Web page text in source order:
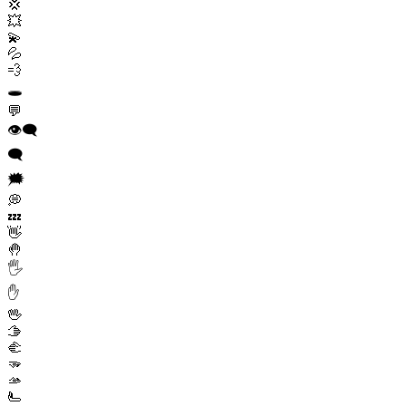
💢
💥
💫
💦
💨
🕳️
💬
👁️‍🗨️
🗨️
🗯️
💭
💤
👋
🤚
🖐️
✋
🖖
🫱
🫲
🫳
🫴
🫷